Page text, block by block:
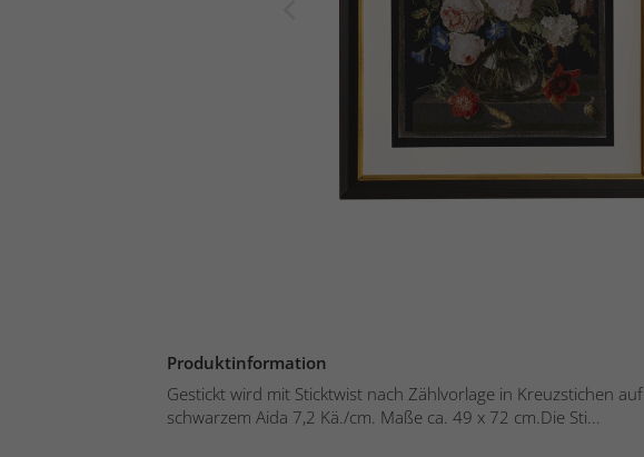
Produktinformation
Gestickt wird mit Sticktwist nach Zählvorlage in Kreuzstichen auf
schwarzem Aida 7,2 Kä./cm. Maße ca. 49 x 72 cm.Die Sti...